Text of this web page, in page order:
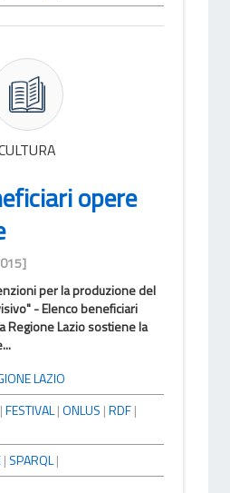
opere
per la produzione del
- Elenco beneficiari
Regione Lazio sostiene la
LAZIO
|FESTIVAL|ONLUS |RDF|
| SPARQL|